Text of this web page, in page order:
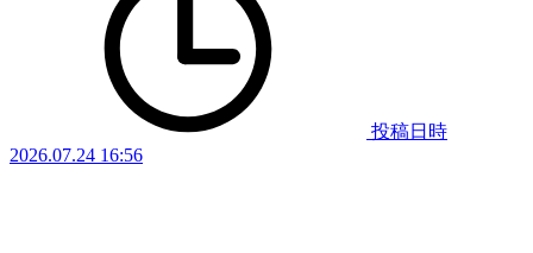
投稿日時
2026.07.24 16:56